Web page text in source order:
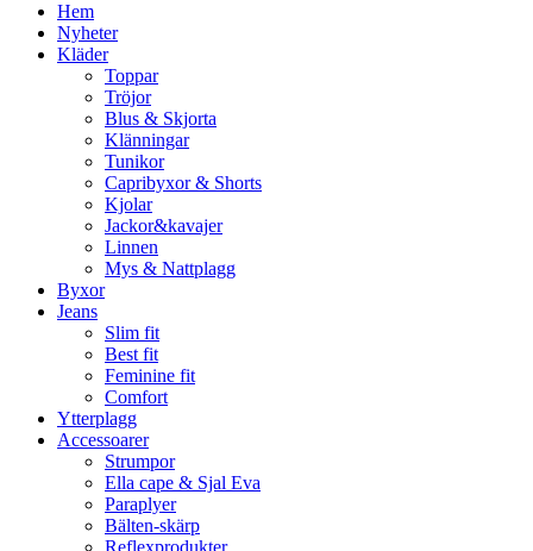
Hem
Nyheter
Kläder
Toppar
Tröjor
Blus & Skjorta
Klänningar
Tunikor
Capribyxor & Shorts
Kjolar
Jackor&kavajer
Linnen
Mys & Nattplagg
Byxor
Jeans
Slim fit
Best fit
Feminine fit
Comfort
Ytterplagg
Accessoarer
Strumpor
Ella cape & Sjal Eva
Paraplyer
Bälten-skärp
Reflexprodukter